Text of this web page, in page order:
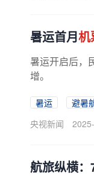
暑运首月机
暑运开启后，
增。
暑运 避暑
央视新闻
航旅纵横